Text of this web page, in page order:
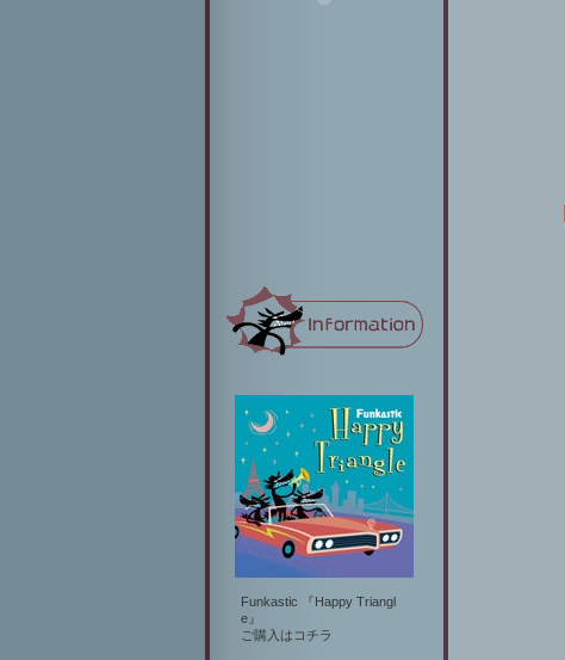
Funkastic 『Happy Triangl
e』
ご購入は コチラ